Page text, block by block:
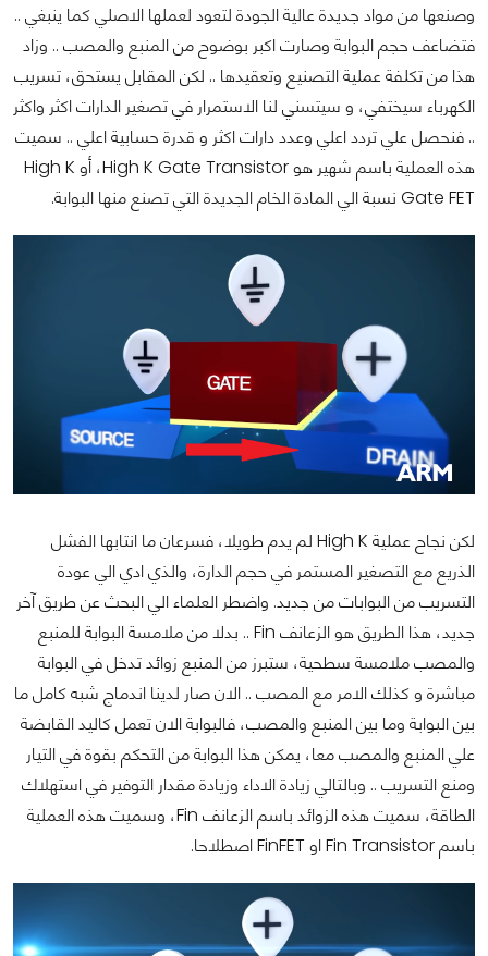
وصنعها من مواد جديدة عالية الجودة لتعود لعملها الاصلي كما ينبغي ..
فتضاعف حجم البوابة وصارت اكبر بوضوح من المنبع والمصب .. وزاد
هذا من تكلفة عملية التصنيع وتعقيدها .. لكن المقابل يستحق، تسريب
الكهرباء سيختفي، و سيتسني لنا الاستمرار في تصغير الدارات اكثر واكثر
.. فنحصل علي تردد اعلي وعدد دارات اكثر و قدرة حسابية اعلي .. سميت
هذه العملية باسم شهير هو High K Gate Transistor، أو High K
Gate FET نسبة الي المادة الخام الجديدة التي تصنع منها البوابة.
لكن نجاح عملية High K لم يدم طويلا، فسرعان ما انتابها الفشل
الذريع مع التصغير المستمر في حجم الدارة، والذي ادي الي عودة
التسريب من البوابات من جديد. واضطر العلماء الي البحث عن طريق آخر
جديد، هذا الطريق هو الزعانف Fin .. بدلا من ملامسة البوابة للمنبع
والمصب ملامسة سطحية، ستبرز من المنبع زوائد تدخل في البوابة
مباشرة و كذلك الامر مع المصب .. الان صار لدينا اندماج شبه كامل ما
بين البوابة وما بين المنبع والمصب، فالبوابة الان تعمل كاليد القابضة
علي المنبع والمصب معا، يمكن هذا البوابة من التحكم بقوة في التيار
ومنع التسريب .. وبالتالي زيادة الاداء وزيادة مقدار التوفير في استهلاك
الطاقة، سميت هذه الزوائد باسم الزعانف Fin، وسميت هذه العملية
باسم Fin Transistor او FinFET اصطلاحا.